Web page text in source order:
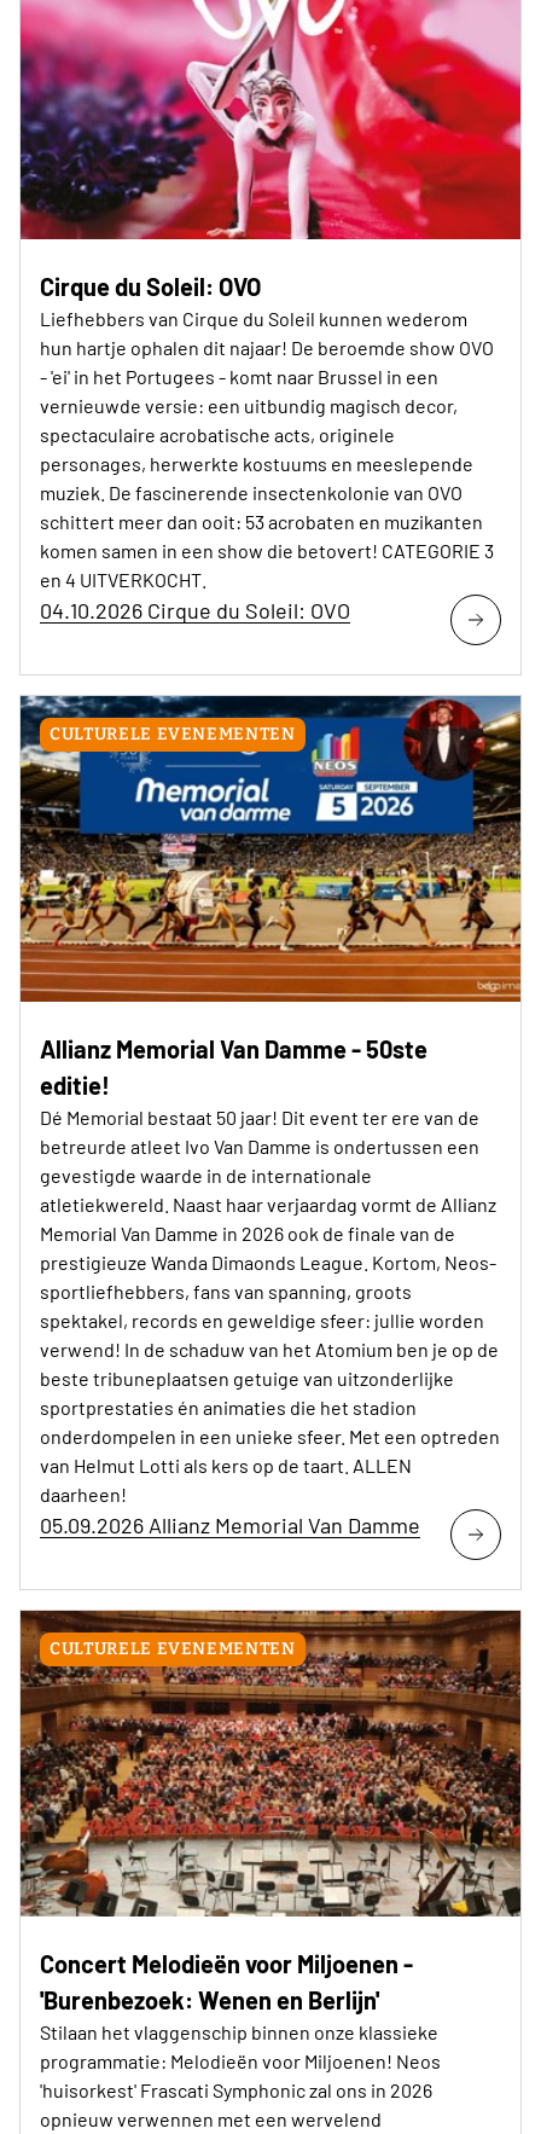
Cirque du Soleil: OVO
Liefhebbers van Cirque du Soleil kunnen wederom
hun hartje ophalen dit najaar! De beroemde show OVO
- 'ei' in het Portugees - komt naar Brussel in een
vernieuwde versie: een uitbundig magisch decor,
spectaculaire acrobatische acts, originele
personages, herwerkte kostuums en meeslepende
muziek. De fascinerende insectenkolonie van OVO
schittert meer dan ooit: 53 acrobaten en muzikanten
komen samen in een show die betovert! CATEGORIE 3
en 4 UITVERKOCHT.
04.10.2026 Cirque du Soleil: OVO
CULTURELE EVENEMENTEN
Allianz Memorial Van Damme - 50ste
editie!
Dé Memorial bestaat 50 jaar! Dit event ter ere van de
betreurde atleet Ivo Van Damme is ondertussen een
gevestigde waarde in de internationale
atletiekwereld. Naast haar verjaardag vormt de Allianz
Memorial Van Damme in 2026 ook de finale van de
prestigieuze Wanda Dimaonds League. Kortom, Neos-
sportliefhebbers, fans van spanning, groots
spektakel, records en geweldige sfeer: jullie worden
verwend! In de schaduw van het Atomium ben je op de
beste tribuneplaatsen getuige van uitzonderlijke
sportprestaties én animaties die het stadion
onderdompelen in een unieke sfeer. Met een optreden
van Helmut Lotti als kers op de taart. ALLEN
daarheen!
05.09.2026 Allianz Memorial Van Damme
CULTURELE EVENEMENTEN
Concert Melodieën voor Miljoenen -
'Burenbezoek: Wenen en Berlijn'
Stilaan het vlaggenschip binnen onze klassieke
programmatie: Melodieën voor Miljoenen! Neos
'huisorkest' Frascati Symphonic zal ons in 2026
opnieuw verwennen met een wervelend